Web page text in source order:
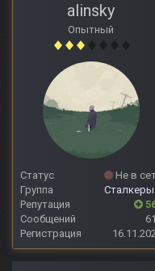
alinsky
Опытный
Статус
Не в
Группа
Сталкеры
Репутация
Сообщений
Регистрация